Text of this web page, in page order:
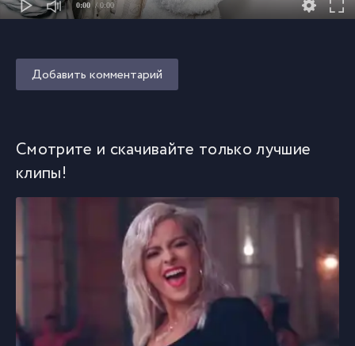
0:00 / 0:00
Добавить комментарий
Смотрите и скачивайте только лучшие
клипы!